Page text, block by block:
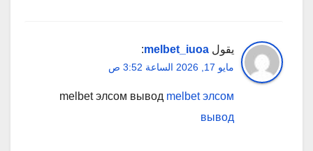
يقول melbet_iuoa
:
مايو 17, 2026 الساعة 3:52 ص
melbet элсом вывод melbet элсом
вывод